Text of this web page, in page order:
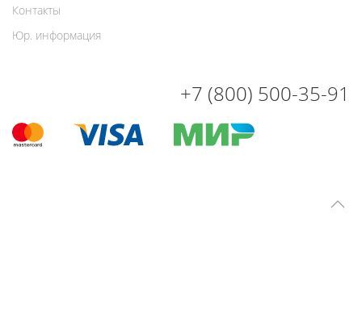
Контакты
Юр. информация
+7 (800) 500-35-91